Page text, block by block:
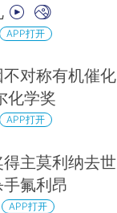
APP打开
对称有机催化
化学奖
APP打开
主莫利纳去世
氟利昂
APP打开